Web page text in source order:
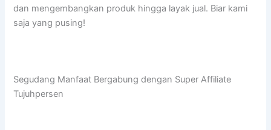
dan mengembangkan produk hingga layak jual. Biar kami
saja yang pusing!
Segudang Manfaat Bergabung dengan Super Affiliate
Tujuhpersen